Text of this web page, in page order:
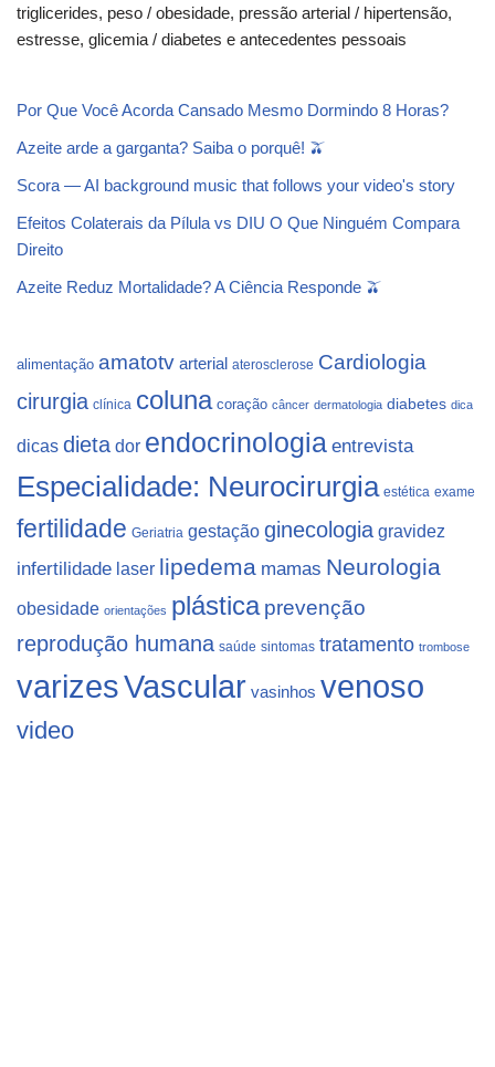
triglicerides, peso / obesidade, pressão arterial / hipertensão,
estresse, glicemia / diabetes e antecedentes pessoais
Por Que Você Acorda Cansado Mesmo Dormindo 8 Horas?
Azeite arde a garganta? Saiba o porquê! 🫒
Scora — AI background music that follows your video's story
Efeitos Colaterais da Pílula vs DIU O Que Ninguém Compara
Direito
Azeite Reduz Mortalidade? A Ciência Responde 🫒
alimentação amatotv arterial aterosclerose Cardiologia
cirurgia clínica coluna coração câncer dermatologia diabetes dica
dicas dieta dor endocrinologia entrevista
Especialidade: Neurocirurgia estética exame
fertilidade Geriatria gestação ginecologia gravidez
infertilidade laser lipedema mamas Neurologia
obesidade orientações plástica prevenção
reprodução humana saúde sintomas tratamento trombose
varizesVascular vasinhos venoso
video